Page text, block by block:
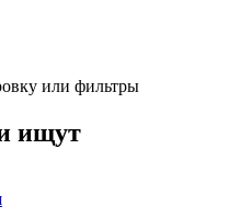
или фильтры
ищут